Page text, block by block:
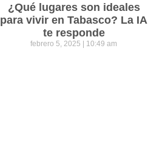
¿Qué lugares son ideales
para vivir en Tabasco? La IA
te responde
febrero 5, 2025 10:49 am